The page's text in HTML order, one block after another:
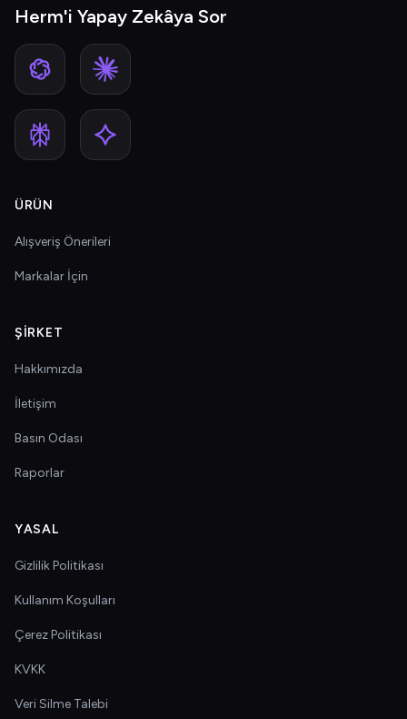
Herm'i Yapay Zekâya Sor
ÜRÜN
Alışveriş Önerileri
Markalar İçin
ŞIRKET
Hakkımızda
İletişim
Basın Odası
Raporlar
YASAL
Gizlilik Politikası
Kullanım Koşulları
Çerez Politikası
KVKK
Veri Silme Talebi